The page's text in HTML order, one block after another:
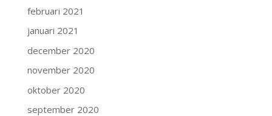
februari 2021
januari 2021
december 2020
november 2020
oktober 2020
september 2020